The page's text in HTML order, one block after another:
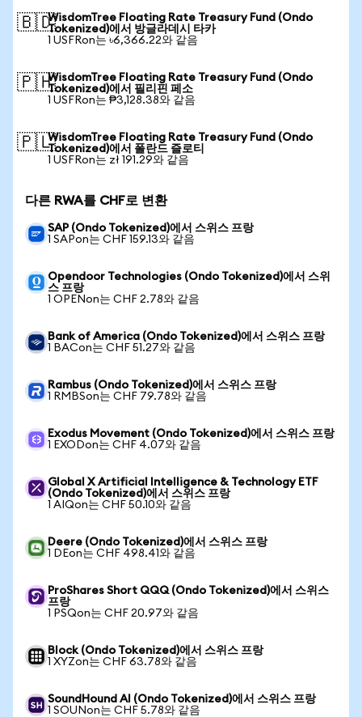
🇧🇩WisdomTree Floating Rate Treasury Fund (Ondo
Tokenized)에서 방글라데시 타카
1 USFRon는 ৳6,366.22와 같음
🇵🇭WisdomTree Floating Rate Treasury Fund (Ondo
Tokenized)에서 필리핀 페소
1 USFRon는 ₱3,128.38와 같음
🇵🇱WisdomTree Floating Rate Treasury Fund (Ondo
Tokenized)에서 폴란드 즐로티
1 USFRon는 zł 191.29와 같음
다른 RWA를 CHF로 변환
SAP (Ondo Tokenized)에서 스위스 프랑
1 SAPon는 CHF 159.13와 같음
Opendoor Technologies (Ondo Tokenized)에서 스위
스 프랑
1 OPENon는 CHF 2.78와 같음
Bank of America (Ondo Tokenized)에서 스위스 프랑
1 BACon는 CHF 51.27와 같음
Rambus (Ondo Tokenized)에서 스위스 프랑
1 RMBSon는 CHF 79.78와 같음
Exodus Movement (Ondo Tokenized)에서 스위스 프랑
1 EXODon는 CHF 4.07와 같음
Global X Artificial Intelligence & Technology ETF
(Ondo Tokenized)에서 스위스 프랑
1 AIQon는 CHF 50.10와 같음
Deere (Ondo Tokenized)에서 스위스 프랑
1 DEon는 CHF 498.41와 같음
ProShares Short QQQ (Ondo Tokenized)에서 스위스
프랑
1 PSQon는 CHF 20.97와 같음
Block (Ondo Tokenized)에서 스위스 프랑
1 XYZon는 CHF 63.78와 같음
SoundHound AI (Ondo Tokenized)에서 스위스 프랑
1 SOUNon는 CHF 5.78와 같음